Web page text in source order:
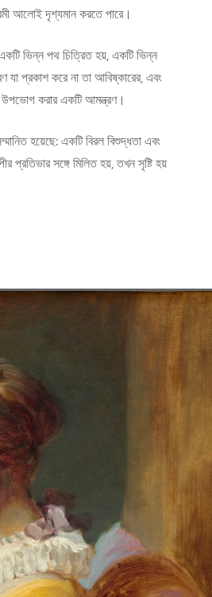
আলোই দৃশ্যমান করতে পারে।
ভিন্ন পথ চিত্রিত হয়, একটি ভিন্ন
যা প্রকাশ করে না তা আবিষ্কারের, এবং
উপভোগ করার একটি আমন্ত্রণ।
হয়েছে: একটি বিরল বিশুদ্ধতা এবং
প্রতিভার সঙ্গে মিলিত হয়, তখন সৃষ্টি হয়